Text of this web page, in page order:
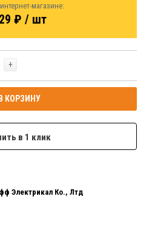
магазине:
₽ / шт
+
В КОРЗИНУ
в 1 клик
Электрикал Ко., Лтд